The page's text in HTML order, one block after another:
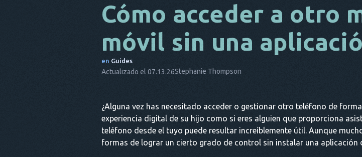
Cómo acceder a otro
móvil sin una
en Guides
Actualizado el 07.13.26Stephanie Thompson
¿Alguna vez has necesitado acceder o gestionar otro teléfono de
experiencia digital de su hijo como si eres alguien que proporciona
teléfono desde el tuyo puede resultar increíblemente útil. Aunque
formas de lograr un cierto grado de control sin instalar una aplicación